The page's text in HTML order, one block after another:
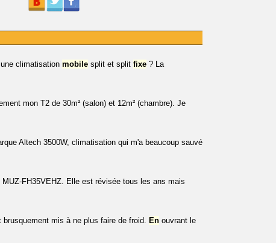
climatisation mobile split et split fixe ? La
mon T2 de 30m² (salon) et 12m² (chambre). Je
Altech 3500W, climatisation qui m'a beaucoup sauvé
FH35VEHZ. Elle est révisée tous les ans mais
mis à ne plus faire de froid. En ouvrant le